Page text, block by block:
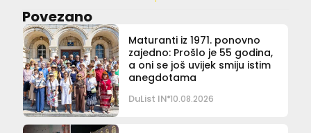
Povezano
Maturanti iz 1971. ponovno
zajedno: Prošlo je 55 godina,
a oni se još uvijek smiju istim
anegdotama
DuList IN 10.08.2026